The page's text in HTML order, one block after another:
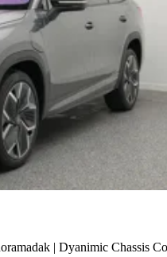
| Dyanimic Chassis